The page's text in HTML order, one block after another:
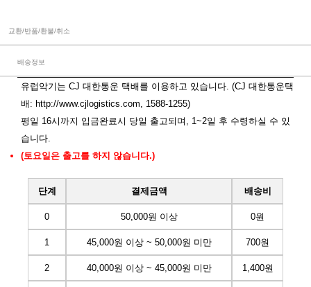
교환/반품/환불/취소
배송정보
유럽악기는 CJ 대한통운 택배를 이용하고 있습니다. (CJ 대한통운택
배: http://www.cjlogistics.com , 1588-1255)
평일 16시까지 입금완료시 당일 출고되며, 1~2일 후 수령하실 수 있
습니다.
(토요일은 출고를 하지 않습니다.)
단계 결제금액 배송비
0 50,000원 이상 0원
1 45,000원 이상 ~ 50,000원 미만 700원
2 40,000원 이상 ~ 45,000원 미만 1,400원